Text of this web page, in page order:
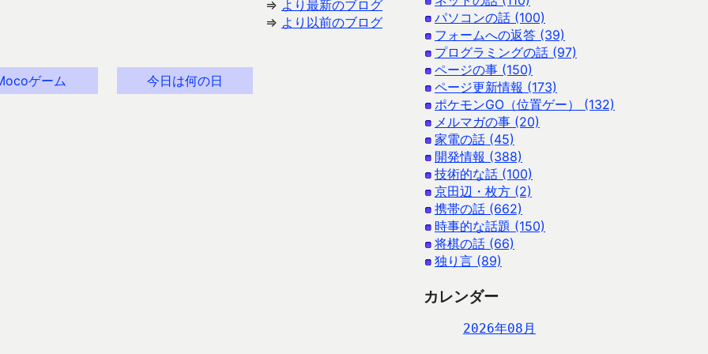
⇒ より最新のブログ
⇒ より以前のブログ
ゲーム 今日は何の日
パソコンの話 (100)
フォームへの返答 (39)
プログラミングの話 (97)
ページの事 (150)
ページ更新情報 (173)
ポケモンGO（位置ゲー） (132)
メルマガの事 (20)
家電の話 (45)
開発情報 (388)
技術的な話 (100)
京田辺・枚方 (2)
携帯の話 (662)
時事的な話題 (150)
将棋の話 (66)
独り言 (89)
カレンダー
2026年08月